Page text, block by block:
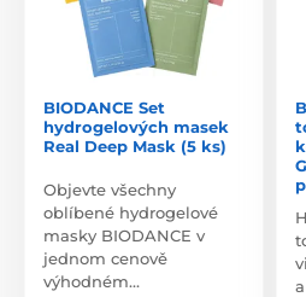
BIODANCE Set
hydrogelových masek
Real Deep Mask (5 ks)
Objevte všechny
oblíbené hydrogelové
masky BIODANCE v
jednom cenově
výhodném…